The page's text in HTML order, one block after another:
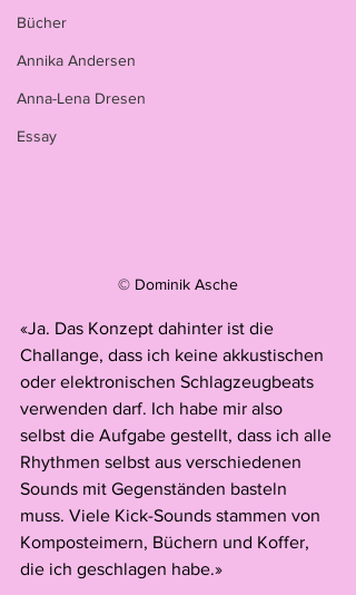
Bücher
Annika Andersen
Anna-Lena Dresen
Essay
© Dominik Asche
«Ja. Das Konzept dahinter ist die
Challange, dass ich keine akkustischen
oder elektronischen Schlagzeugbeats
verwenden darf. Ich habe mir also
selbst die Aufgabe gestellt, dass ich alle
Rhythmen selbst aus verschiedenen
Sounds mit Gegenständen basteln
muss. Viele Kick-Sounds stammen von
Komposteimern, Büchern und Koffer,
die ich geschlagen habe.»